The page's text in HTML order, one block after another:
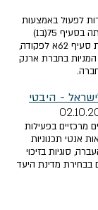
לפעול באמצעות
חברת משלח יד זרה כהגדרתה בסעיף 75(ב1)
לפקודה לשם יציאה מתחולת סעיף 62א לפקודה,
בחברת ארנק
- היבטי
מרכזיים בפעילות
אנטי תכנוניות
סוגיות בזיכוי
בבחירת מדינת היעד